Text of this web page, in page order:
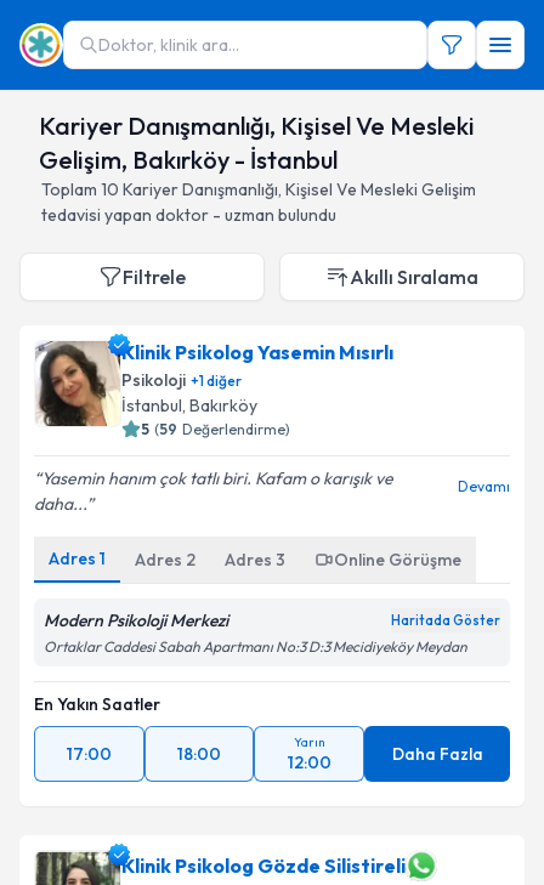
Doktor, klinik ara...
Kariyer Danışmanlığı, Kişisel Ve Mesleki
Gelişim, Bakırköy - İstanbul
Toplam 10 Kariyer Danışmanlığı, Kişisel Ve Mesleki Gelişim
tedavisi yapan doktor - uzman bulundu
Filtrele Akıllı Sıralama
Klinik Psikolog Yasemin Mısırlı
Psikoloji +1diğer
İstanbul, Bakırköy
5 (59 Değerlendirme)
Yasemin hanım çok tatlı biri. Kafam o karışık ve
daha...
Devamı
Adres 1 Adres 2 Adres 3 Online Görüşme
Modern Psikoloji Merkezi Haritada Göster
Ortaklar Caddesi Sabah Apartmanı No:3 D:3 Mecidiyeköy Meydan
En Yakın Saatler
17:00 18:00
Yarın
12:00 Daha Fazla
Klinik Psikolog Gözde Silistireli